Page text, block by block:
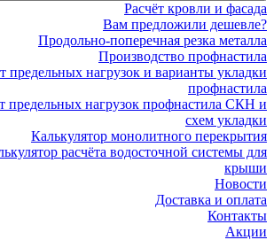
Расчёт кровли и фасада
Вам предложили дешевле?
Продольно-поперечная резка металла
Производство профнастила
предельных нагрузок и варианты укладки
профнастила
предельных нагрузок профнастила СКН и
схем укладки
Калькулятор монолитного перекрытия
расчёта водосточной системы для
крыши
Новости
Доставка и оплата
Контакты
Акции